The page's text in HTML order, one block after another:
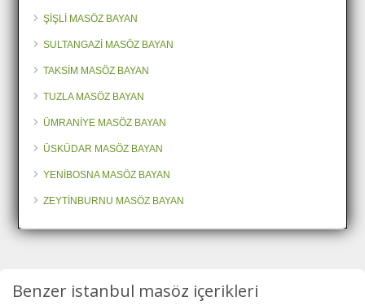
ŞİŞLİ MASÖZ BAYAN
SULTANGAZİ MASÖZ BAYAN
TAKSİM MASÖZ BAYAN
TUZLA MASÖZ BAYAN
ÜMRANİYE MASÖZ BAYAN
ÜSKÜDAR MASÖZ BAYAN
YENİBOSNA MASÖZ BAYAN
ZEYTİNBURNU MASÖZ BAYAN
Benzer istanbul masöz içerikleri